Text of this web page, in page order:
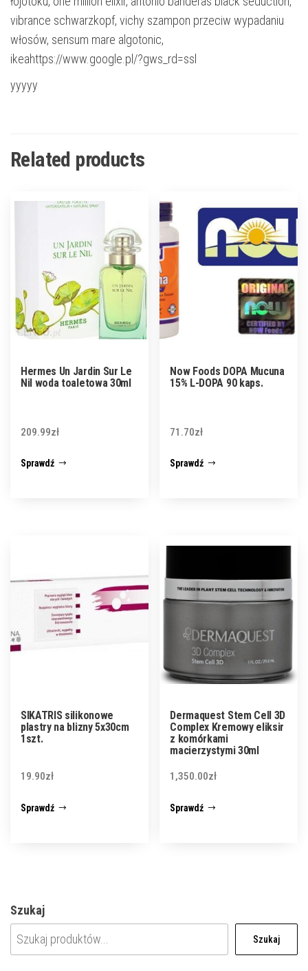
vibrance schwarzkopf, vichy szampon przeciw wypadaniu
włosów, sensum mare algotonic,
ikeahttps://www.google.pl/?gws_rd=ssl
yyyyy
Related products
Hermes Un Jardin Sur Le
Nil woda toaletowa 30ml
209.99zł
Sprawdź
Now Foods DOPA Mucuna
15% L-DOPA 90 kaps.
71.70zł
Sprawdź
SIKATRIS silikonowe
plastry na blizny 5x30cm
1szt.
19.90zł
Sprawdź
Dermaquest Stem Cell 3D
Complex Kremowy eliksir
z komórkami
macierzystymi 30ml
1,350.00zł
Sprawdź
Szukaj
Szukaj